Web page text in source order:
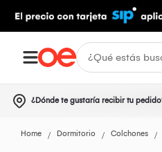
¿Dónde te gustaría recibir tu
Home Dormitorio Colchones